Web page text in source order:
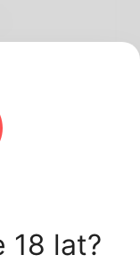
18 lat?